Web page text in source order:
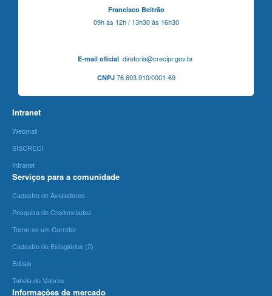
Francisco Beltrão
09h às 12h / 13h30 às 16h30
E-mail oficialdiretoria@crecipr.gov.br
CNPJ76.693.910/0001-69
Intranet
Webmail
SISCRECI
Intranet
Serviços para a comunidade
Cadastro de Avaliadores
Pesquisa de Credenciados
Torne-se um Corretor
Cadastro de Estagiários (2)
Editais
Tabela de Valores
Informações de mercado